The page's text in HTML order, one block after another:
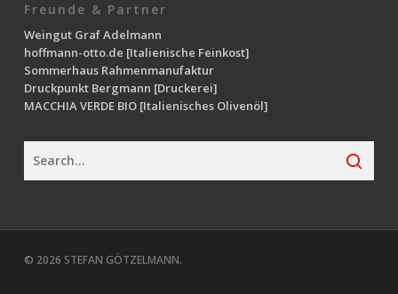
Freunde & Partner
Weingut Graf Adelmann
hoffmann-otto.de [Italienische Feinkost]
Sommerhaus Rahmenmanufaktur
Druckpunkt Bergmann [Druckerei]
MACCHIA VERDE BIO[Italienisches Olivenöl]
© 2026 STEFAN GÖTZELMANN.